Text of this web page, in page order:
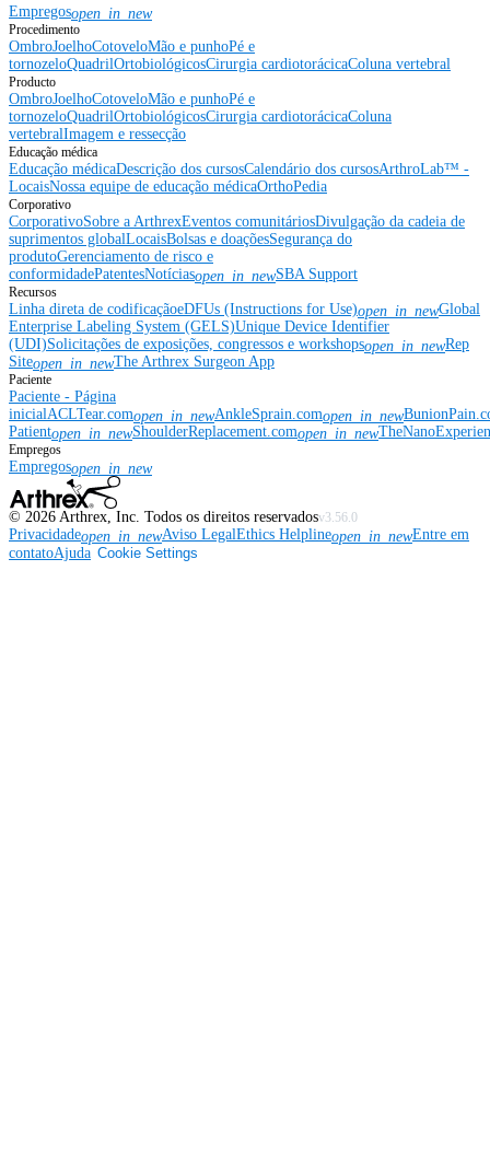
Empregosopen_in_new
Procedimento
OmbroJoelhoCotoveloMão e punhoPé e
tornozeloQuadrilOrtobiológicosCirurgia cardiotorácicaColuna vertebral
Producto
OmbroJoelhoCotoveloMão e punhoPé e
tornozeloQuadrilOrtobiológicosCirurgia cardiotorácicaColuna
vertebralImagem e ressecção
Educação médica
Educação médicaDescrição dos cursosCalendário dos cursosArthroLab™ -
LocaisNossa equipe de educação médicaOrthoPedia
Corporativo
CorporativoSobre a ArthrexEventos comunitáriosDivulgação da cadeia de
suprimentos globalLocaisBolsas e doaçõesSegurança do
produtoGerenciamento de risco e
conformidadePatentesNotíciasopen_in_newSBA Support
Recursos
Linha direta de codificaçãoeDFUs (Instructions for Use)open_in_newGlobal
Enterprise Labeling System (GELS)Unique Device Identifier
(UDI)Solicitações de exposições, congressos e workshopsopen_in_newRep
Siteopen_in_newThe Arthrex Surgeon App
Paciente
Paciente - Página
inicialACLTear.comopen_in_newAnkleSprain.comopen_in_new
Patientopen_in_newShoulderReplacement.comopen_in_new
Empregos
Empregosopen_in_new
© 2026 Arthrex, Inc. Todos os direitos reservadosv3.56.0
Privacidadeopen_in_newAviso LegalEthics Helplineopen_in_newEntre em
contatoAjuda Cookie Settings